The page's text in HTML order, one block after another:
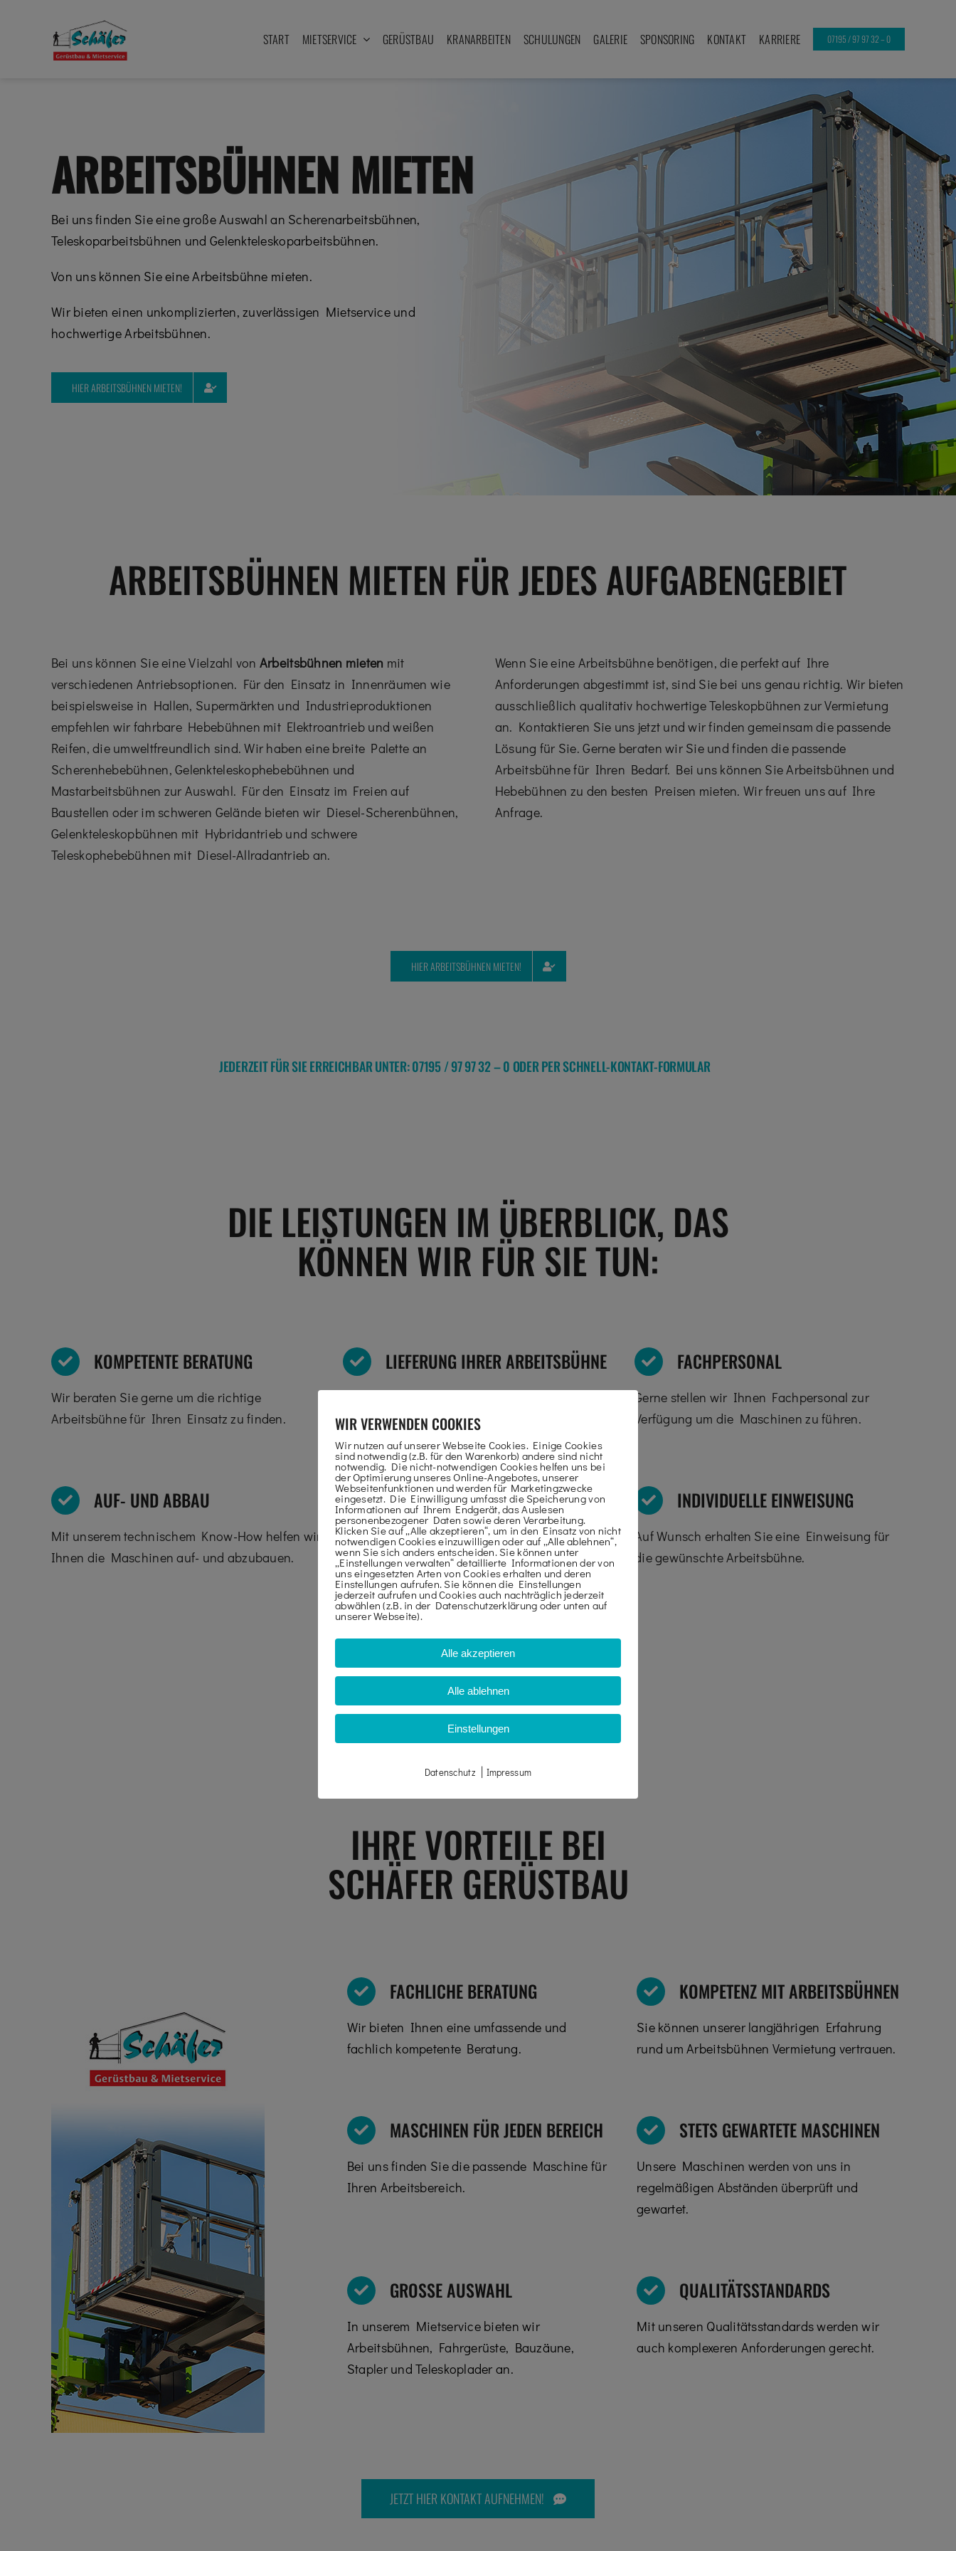
START MIETSERVICE GERÜSTBAU KRANARBEITEN SCHULUNGEN GALERIE SPONSORING KONTAKT KARRIERE 07195 / 97 97 32 – 0
ARBEITSBÜHNEN MIETEN
Bei uns finden Sie eine große Auswahl an Scherenarbeitsbühnen,
Teleskoparbeitsbühnen und Gelenkteleskoparbeitsbühnen.
Von uns können Sie eine Arbeitsbühne mieten.
Wir bieten einen unkomplizierten, zuverlässigen Mietservice und
hochwertige Arbeitsbühnen.
HIER ARBEITSBÜHNEN MIETEN!
ARBEITSBÜHNEN MIETEN FÜR JEDES AUFGABENGEBIET
Bei uns können Sie eine Vielzahl von Arbeitsbühnen mieten mit
verschiedenen Antriebsoptionen. Für den Einsatz in Innenräumen wie
beispielsweise in Hallen, Supermärkten und Industrieproduktionen
empfehlen wir fahrbare Hebebühnen mit Elektroantrieb und weißen
Reifen, die umweltfreundlich sind. Wir haben eine breite Palette an
Scherenhebebühnen, Gelenkteleskophebebühnen und
Mastarbeitsbühnen zur Auswahl. Für den Einsatz im Freien auf
Baustellen oder im schweren Gelände bieten wir Diesel-Scherenbühnen,
Gelenkteleskopbühnen mit Hybridantrieb und schwere
Teleskophebebühnen mit Diesel-Allradantrieb an.
Wenn Sie eine Arbeitsbühne benötigen, die perfekt auf Ihre
Anforderungen abgestimmt ist, sind Sie bei uns genau richtig. Wir bieten
ausschließlich qualitativ hochwertige Teleskopbühnen zur Vermietung
an. Kontaktieren Sie uns jetzt und wir finden gemeinsam die passende
Lösung für Sie. Gerne beraten wir Sie und finden die passende
Arbeitsbühne für Ihren Bedarf. Bei uns können Sie Arbeitsbühnen und
Hebebühnen zu den besten Preisen mieten. Wir freuen uns auf Ihre
Anfrage.
HIER ARBEITSBÜHNEN MIETEN!
JEDERZEIT FÜR SIE ERREICHBAR UNTER: 07195 / 97 97 32 – 0 ODER PER SCHNELL-KONTAKT-FORMULAR
DIE LEISTUNGEN IM ÜBERBLICK, DAS
KÖNNEN WIR FÜR SIE TUN:
KOMPETENTE BERATUNG
Wir beraten Sie gerne um die richtige
Arbeitsbühne für Ihren Einsatz zu finden.
LIEFERUNG IHRER ARBEITSBÜHNE
Ihnen gewünschte Stelle.
FACHPERSONAL
Gerne stellen wir Ihnen Fachpersonal zur
Verfügung um die Maschinen zu führen.
AUF- UND ABBAU
Mit unserem technischem Know-How helfen wir
Ihnen die Maschinen auf- und abzubauen.
ERSTKLASSIGER SERVICE
Arbeitsbühnen mieten und sich mit unserem
Notdienst sicherer fühlen!
INDIVIDUELLE EINWEISUNG
Auf Wunsch erhalten Sie eine Einweisung für
die gewünschte Arbeitsbühne.
IHRE VORTEILE BEI
SCHÄFER GERÜSTBAU
FACHLICHE BERATUNG
Wir bieten Ihnen eine umfassende und
fachlich kompetente Beratung.
KOMPETENZ MIT ARBEITSBÜHNEN
Sie können unserer langjährigen Erfahrung
rund um Arbeitsbühnen Vermietung vertrauen.
MASCHINEN FÜR JEDEN BEREICH
Bei uns finden Sie die passende Maschine für
Ihren Arbeitsbereich.
STETS GEWARTETE MASCHINEN
Unsere Maschinen werden von uns in
regelmäßigen Abständen überprüft und
gewartet.
GROSSE AUSWAHL
In unserem Mietservice bieten wir
Arbeitsbühnen, Fahrgerüste, Bauzäune,
Stapler und Teleskoplader an.
QUALITÄTSSTANDARDS
Mit unseren Qualitätsstandards werden wir
auch komplexeren Anforderungen gerecht.
JETZT HIER KONTAKT AUFNEHMEN!
WIR VERWENDEN COOKIES
Wir nutzen auf unserer Webseite Cookies. Einige Cookies
sind notwendig (z.B. für den Warenkorb) andere sind nicht
notwendig. Die nicht-notwendigen Cookies helfen uns bei
der Optimierung unseres Online-Angebotes, unserer
Webseitenfunktionen und werden für Marketingzwecke
eingesetzt. Die Einwilligung umfasst die Speicherung von
Informationen auf Ihrem Endgerät, das Auslesen
personenbezogener Daten sowie deren Verarbeitung.
Klicken Sie auf „Alle akzeptieren“, um in den Einsatz von nicht
notwendigen Cookies einzuwilligen oder auf „Alle ablehnen“,
wenn Sie sich anders entscheiden. Sie können unter
„Einstellungen verwalten“ detaillierte Informationen der von
uns eingesetzten Arten von Cookies erhalten und deren
Einstellungen aufrufen. Sie können die Einstellungen
jederzeit aufrufen und Cookies auch nachträglich jederzeit
abwählen (z.B. in der Datenschutzerklärung oder unten auf
unserer Webseite).
Alle akzeptieren
Alle ablehnen
Einstellungen
Datenschutz| Impressum